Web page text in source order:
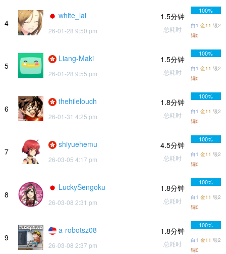
4
white_lai
26-01-28 9:50 pm
1.5分钟
总耗时
100%
白1 金11 银2
铜0
5
Liang-Maki
26-01-28 9:55 pm
1.5分钟
总耗时
100%
白1 金11 银2
铜0
6
thehilelouch
26-01-31 4:25 pm
1.8分钟
总耗时
100%
白1 金11 银2
铜0
7
shiyuehemu
26-03-05 4:17 pm
4.5分钟
总耗时
100%
白1 金11 银2
铜0
8
LuckySengoku
26-03-08 2:31 pm
1.8分钟
总耗时
100%
白1 金11 银2
铜0
9
a-robotsz08
26-03-08 2:37 pm
1.8分钟
总耗时
100%
白1 金11 银2
铜0